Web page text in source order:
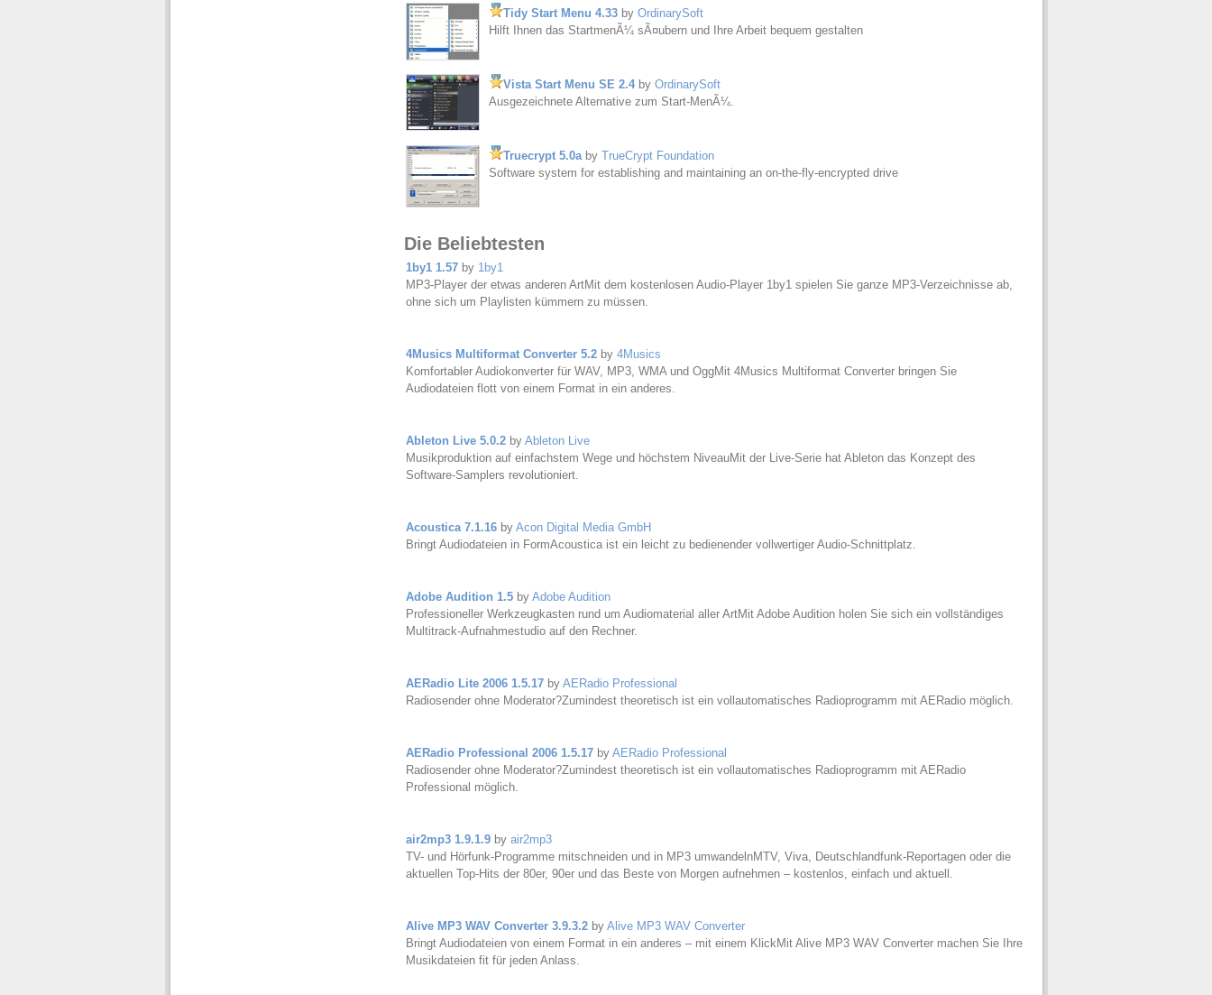
Tidy Start Menu 4.33by OrdinarySoft
Hilft Ihnen das StartmenÃ¼ sÃ¤ubern und Ihre Arbeit bequem gestalten
Vista Start Menu SE 2.4by OrdinarySoft
Ausgezeichnete Alternative zum Start-MenÃ¼.
Truecrypt 5.0aby TrueCrypt Foundation
Software system for establishing and maintaining an on-the-fly-encrypted drive
Die Beliebtesten
1by1 1.57by 1by1
MP3-Player der etwas anderen ArtMit dem kostenlosen Audio-Player 1by1 spielen Sie ganze MP3-Verzeichnisse ab,
ohne sich um Playlisten kümmern zu müssen.
4Musics Multiformat Converter 5.2by 4Musics
Komfortabler Audiokonverter für WAV, MP3, WMA und OggMit 4Musics Multiformat Converter bringen Sie
Audiodateien flott von einem Format in ein anderes.
Ableton Live 5.0.2by Ableton Live
Musikproduktion auf einfachstem Wege und höchstem NiveauMit der Live-Serie hat Ableton das Konzept des
Software-Samplers revolutioniert.
Acoustica 7.1.16by Acon Digital Media GmbH
Bringt Audiodateien in FormAcoustica ist ein leicht zu bedienender vollwertiger Audio-Schnittplatz.
Adobe Audition 1.5by Adobe Audition
Professioneller Werkzeugkasten rund um Audiomaterial aller ArtMit Adobe Audition holen Sie sich ein vollständiges
Multitrack-Aufnahmestudio auf den Rechner.
AERadio Lite 2006 1.5.17by AERadio Professional
Radiosender ohne Moderator?Zumindest theoretisch ist ein vollautomatisches Radioprogramm mit AERadio möglich.
AERadio Professional 2006 1.5.17by AERadio Professional
Radiosender ohne Moderator?Zumindest theoretisch ist ein vollautomatisches Radioprogramm mit AERadio
Professional möglich.
air2mp3 1.9.1.9by air2mp3
TV- und Hörfunk-Programme mitschneiden und in MP3 umwandelnMTV, Viva, Deutschlandfunk-Reportagen oder die
aktuellen Top-Hits der 80er, 90er und das Beste von Morgen aufnehmen – kostenlos, einfach und aktuell.
Alive MP3 WAV Converter 3.9.3.2by Alive MP3 WAV Converter
Bringt Audiodateien von einem Format in ein anderes – mit einem KlickMit Alive MP3 WAV Converter machen Sie Ihre
Musikdateien fit für jeden Anlass.